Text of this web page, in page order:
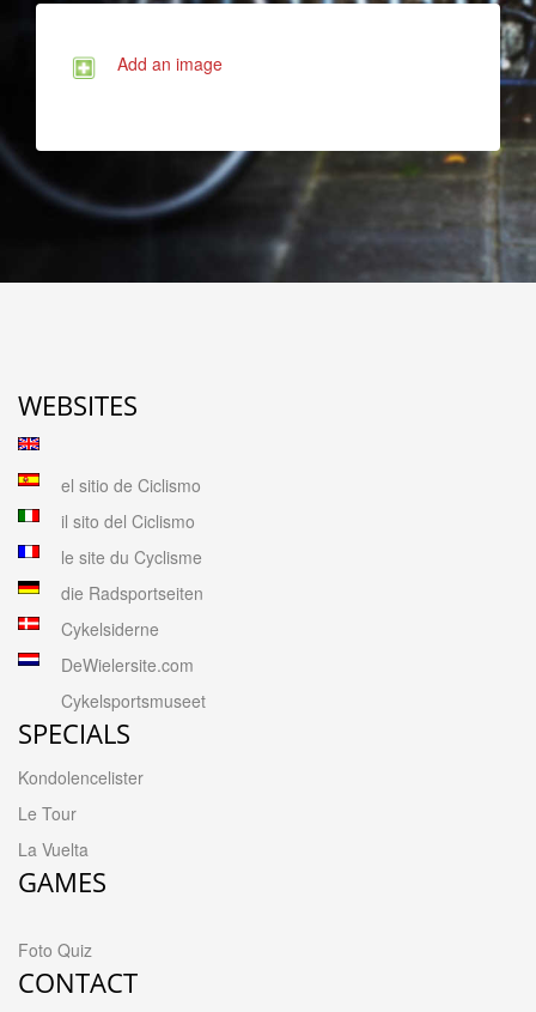
Add an image
WEBSITES
el sitio de Ciclismo
il sito del Ciclismo
le site du Cyclisme
die Radsportseiten
Cykelsiderne
DeWielersite.com
Cykelsportsmuseet
SPECIALS
Kondolencelister
Le Tour
La Vuelta
GAMES
Foto Quiz
CONTACT